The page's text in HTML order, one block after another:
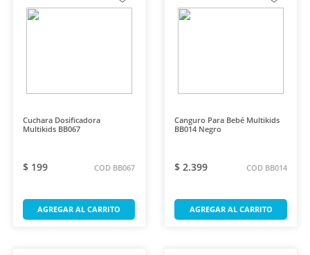
Cuchara Dosificadora
Multikids BB067
$ 199 COD BB067
AGREGAR AL CARRITO
Canguro Para Bebé Multikids
BB014 Negro
$ 2.399 COD BB014
AGREGAR AL CARRITO